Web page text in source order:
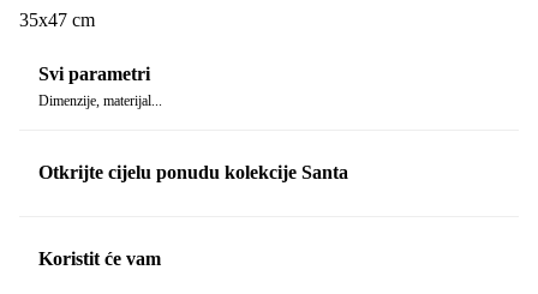
35x47 cm
Svi parametri
Dimenzije, materijal...
Otkrijte cijelu ponudu kolekcije Santa
Koristit će vam